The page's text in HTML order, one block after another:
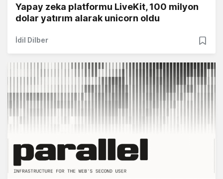
Yapay zeka platformu LiveKit, 100 milyon
dolar yatırım alarak unicorn oldu
İdil Dilber